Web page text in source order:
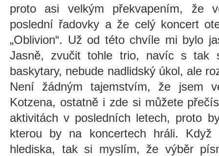
proto asi velkým překvapením, že
poslední řadovky a že celý koncert
„Oblivion“. Už od této chvíle mi bylo
Jasně, zvučit tohle trio, navíc s tak
baskytary, nebude nadlidský úkol, ale
Není žádným tajemstvím, že jsem
Kotzena, ostatně i zde si můžete
aktivitách v posledních letech, proto
kterou by na koncertech hráli.
hlediska, tak si myslím, že výběr